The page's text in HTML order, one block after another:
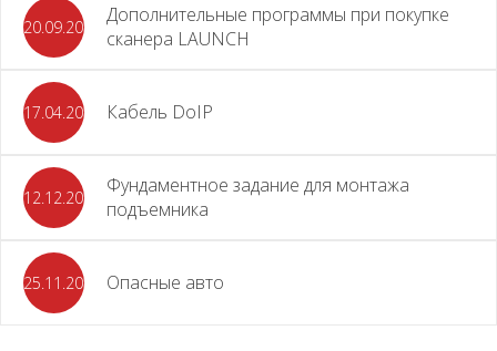
20.09.2025
Дополнительные программы при покупке
сканера LAUNCH
17.04.2024 Кабель DoIP
12.12.2023
Фундаментное задание для монтажа
подъемника
25.11.2023 Опасные авто